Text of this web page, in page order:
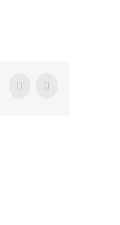
Facebook